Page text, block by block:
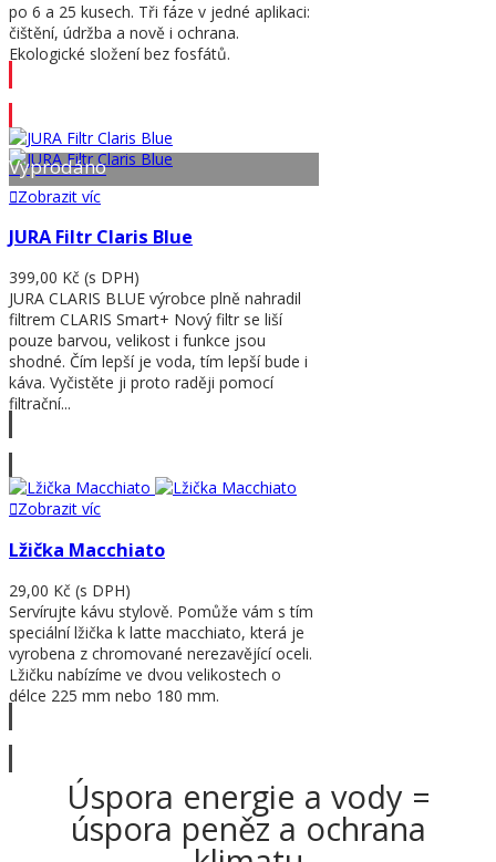
po 6 a 25 kusech. Tři fáze v jedné aplikaci:
čištění, údržba a nově i ochrana.
Ekologické složení bez fosfátů.
Vyprodáno
Zobrazit víc
JURA Filtr Claris Blue
399,00 Kč (s DPH)
JURA CLARIS BLUE výrobce plně nahradil
filtrem CLARIS Smart+ Nový filtr se liší
pouze barvou, velikost i funkce jsou
shodné. Čím lepší je voda, tím lepší bude i
káva. Vyčistěte ji proto raději pomocí
filtrační...
Zobrazit víc
Lžička Macchiato
29,00 Kč (s DPH)
Servírujte kávu stylově. Pomůže vám s tím
speciální lžička k latte macchiato, která je
vyrobena z chromované nerezavějící oceli.
Lžičku nabízíme ve dvou velikostech o
délce 225 mm nebo 180 mm.
Úspora energie a vody =
úspora peněz a ochrana